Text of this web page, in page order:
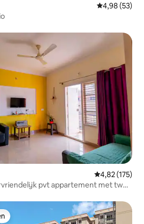
Gemiddelde
4,98 (53)
Gemiddelde
4,82 (175)
pvt appartement met twee